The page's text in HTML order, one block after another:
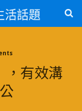
活話題
，有效溝